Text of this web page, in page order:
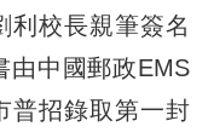
利校長親筆簽名
由中國郵政EMS
普招錄取第一封